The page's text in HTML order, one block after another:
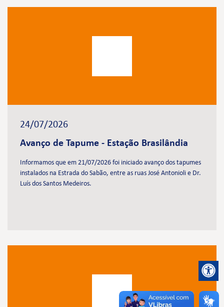
24/07/2026
Avanço de Tapume - Estação Brasilândia
Informamos que em 21/07/2026 foi iniciado avanço dos tapumes
instalados na Estrada do Sabão, entre as ruas José Antonioli e Dr.
Luís dos Santos Medeiros.